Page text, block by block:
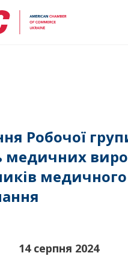
Робочої
медичних
медичного
14 серпня 2024